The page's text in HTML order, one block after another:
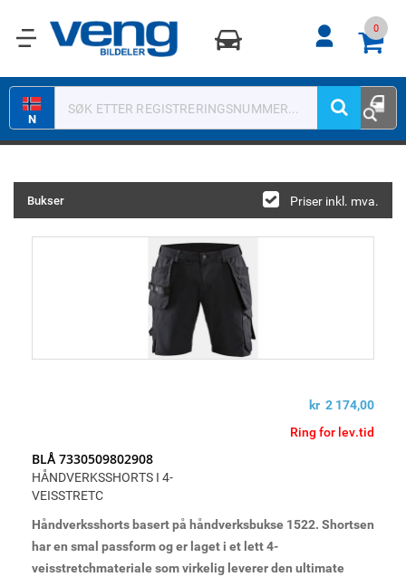
0
0
N
Bukser Priser inkl. mva.
kr 2 174,00
Ring for lev.tid
BLÅ 7330509802908
HÅNDVERKSSHORTS I 4-
VEISSTRETC
Håndverksshorts basert på håndverksbukse 1522. Shortsen
har en smal passform og er laget i et lett 4-
veisstretchmateriale som virkelig leverer den ultimate